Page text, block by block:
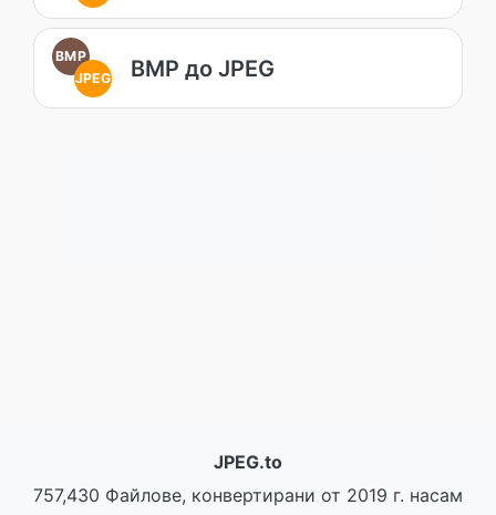
BMP
JPEG
BMP до JPEG
JPEG.to
757,430 Файлове, конвертирани от 2019 г. насам